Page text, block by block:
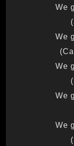
We
We
We
We
We